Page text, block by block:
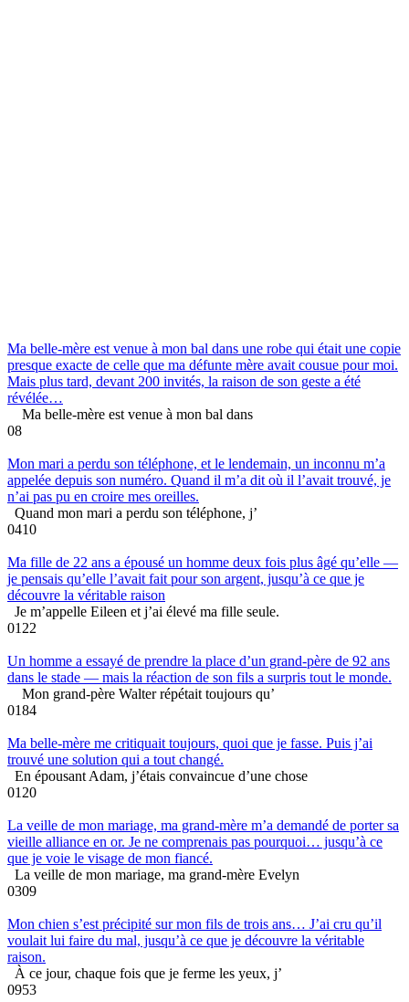
Ma belle-mère est venue à mon bal dans une robe qui était une copie
presque exacte de celle que ma défunte mère avait cousue pour moi.
Mais plus tard, devant 200 invités, la raison de son geste a été
révélée…
Ma belle-mère est venue à mon bal dans
08
Mon mari a perdu son téléphone, et le lendemain, un inconnu m’a
appelée depuis son numéro. Quand il m’a dit où il l’avait trouvé, je
n’ai pas pu en croire mes oreilles.
Quand mon mari a perdu son téléphone, j’
0410
Ma fille de 22 ans a épousé un homme deux fois plus âgé qu’elle —
je pensais qu’elle l’avait fait pour son argent, jusqu’à ce que je
découvre la véritable raison
Je m’appelle Eileen et j’ai élevé ma fille seule.
0122
Un homme a essayé de prendre la place d’un grand-père de 92 ans
dans le stade — mais la réaction de son fils a surpris tout le monde.
Mon grand-père Walter répétait toujours qu’
0184
Ma belle-mère me critiquait toujours, quoi que je fasse. Puis j’ai
trouvé une solution qui a tout changé.
En épousant Adam, j’étais convaincue d’une chose
0120
La veille de mon mariage, ma grand-mère m’a demandé de porter sa
vieille alliance en or. Je ne comprenais pas pourquoi… jusqu’à ce
que je voie le visage de mon fiancé.
La veille de mon mariage, ma grand-mère Evelyn
0309
Mon chien s’est précipité sur mon fils de trois ans… J’ai cru qu’il
voulait lui faire du mal, jusqu’à ce que je découvre la véritable
raison.
À ce jour, chaque fois que je ferme les yeux, j’
0953